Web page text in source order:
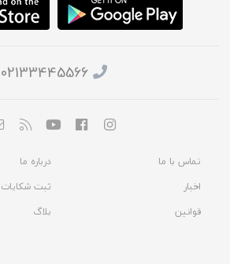
02133445566
تماس با ما
درباره ما
اخبار
ثبت شکایات
قوانین
بلاگ